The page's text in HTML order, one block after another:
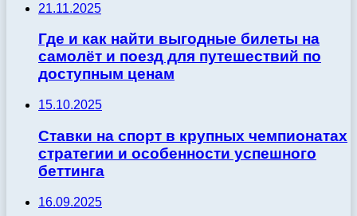
21.11.2025
Где и как найти выгодные билеты на
самолёт и поезд для путешествий по
доступным ценам
15.10.2025
Ставки на спорт в крупных чемпионатах
стратегии и особенности успешного
беттинга
16.09.2025